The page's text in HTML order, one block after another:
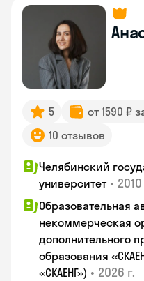
5 от 1590 ₽
10 отзывов
Челябинский
университет • 2010
Образовательная
некоммерческая
дополнительного
образования
«СКАЕНГ») • 2026 г.